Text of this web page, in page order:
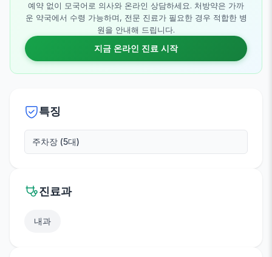
예약 없이 모국어로 의사와 온라인 상담하세요. 처방약은 가까
운 약국에서 수령 가능하며, 전문 진료가 필요한 경우 적합한 병
원을 안내해 드립니다.
지금 온라인 진료 시작
특징
주차장 (5대)
진료과
내과